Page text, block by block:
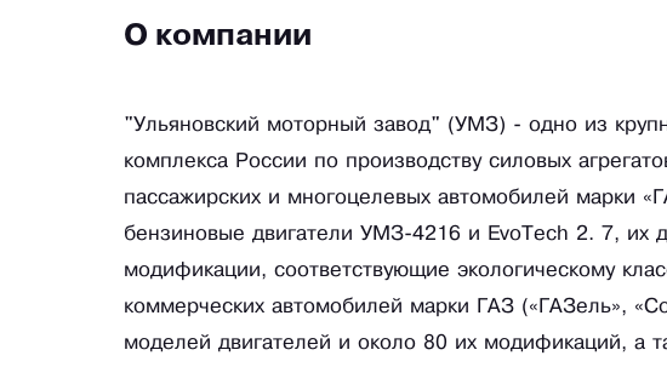
О компании
"Ульяновский моторный завод" (УМЗ) - одно из
комплекса России по производству силовых
пассажирских и многоцелевых автомобилей марки
бензиновые двигатели УМЗ-4216 и EvoTech 2. 7, их
модификации, соответствующие экологическому
коммерческих автомобилей марки ГАЗ («ГАЗель»,
моделей двигателей и около 80 их модификаций, а